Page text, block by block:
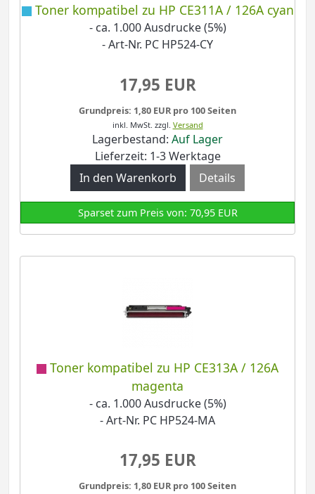
Toner kompatibel zu HP CE311A / 126A cyan
- ca. 1.000 Ausdrucke (5%)
- Art-Nr. PC HP524-CY
17,95 EUR
Grundpreis: 1,80 EUR pro 100 Seiten
inkl. MwSt. zzgl. Versand
Lagerbestand: Auf Lager
Lieferzeit: 1-3 Werktage
Details
Sparset zum Preis von: 70,95 EUR
Toner kompatibel zu HP CE313A / 126A
magenta
- ca. 1.000 Ausdrucke (5%)
- Art-Nr. PC HP524-MA
17,95 EUR
Grundpreis: 1,80 EUR pro 100 Seiten